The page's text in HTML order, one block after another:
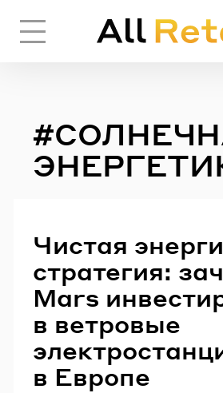
Чистая
стратегия:
Mars
в ветровые
в Европе
ЧЕРЕЗ
Email